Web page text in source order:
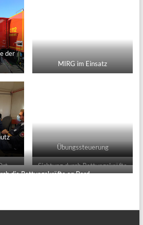
der
MIRG im Einsatz
Übungssteuerung
Sichtung durch Rettungskräfte
an Bord
die Rettungskräfte an Bord